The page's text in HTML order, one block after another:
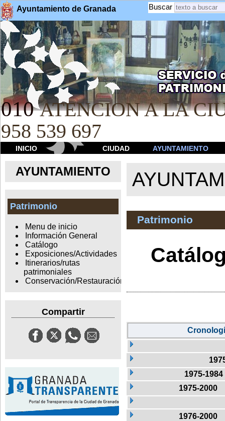
Ayuntamiento de Granada Buscar
010 ATENCION A LA
958 539 697
INICIO CIUDAD AYUNTAMIENTO
AYUNTAMIENTO
Patrimonio
Menu de inicio
Información General
Catálogo
Exposiciones/Actividades
Itinerarios/rutas
patrimoniales
Conservación/Restauración
Compartir
Patrimonio
1975-1984
1975-2000
1976-2000